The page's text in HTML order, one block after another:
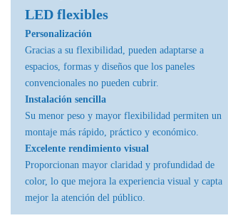
LED flexibles
Personalización
Gracias a su flexibilidad, pueden adaptarse a
espacios, formas y diseños que los paneles
convencionales no pueden cubrir.
Instalación sencilla
Su menor peso y mayor flexibilidad permiten un
montaje más rápido, práctico y económico.
Excelente rendimiento visual
Proporcionan mayor claridad y profundidad de
color, lo que mejora la experiencia visual y capta
mejor la atención del público.